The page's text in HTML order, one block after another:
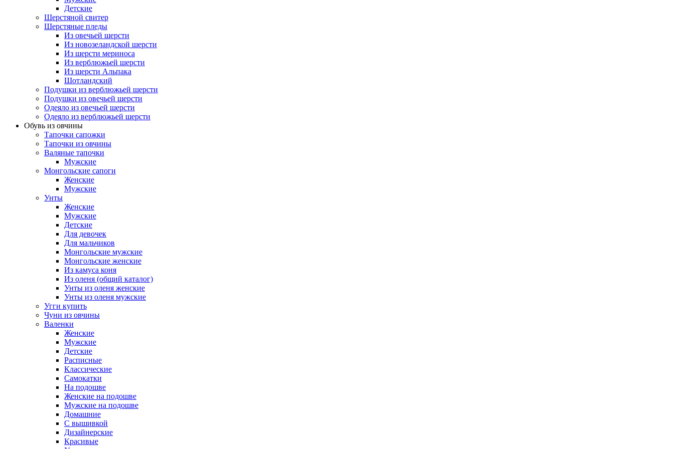
Детские
Шерстяной свитер
Шерстяные пледы
Из овечьей шерсти
Из новозеландской шерсти
Из шерсти мериноса
Из верблюжьей шерсти
Из шерсти Альпака
Шотландский
Подушки из верблюжьей шерсти
Подушки из овечьей шерсти
Одеяло из овечьей шерсти
Одеяло из верблюжьей шерсти
Обувь из овчины
Тапочки сапожки
Тапочки из овчины
Валяные тапочки
Мужские
Монгольские сапоги
Женские
Мужские
Унты
Женские
Мужские
Детские
Для девочек
Для мальчиков
Монгольские мужские
Монгольские женские
Из камуса коня
Из оленя (общий каталог)
Унты из оленя женские
Унты из оленя мужские
Угги купить
Чуни из овчины
Валенки
Женские
Мужские
Детские
Расписные
Классические
Самокатки
На подошве
Женские на подошве
Мужские на подошве
Домашние
С вышивкой
Дизайнерские
Красивые